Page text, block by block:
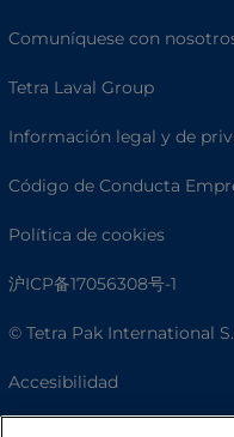
Comuníquese con
Tetra Laval Group
Información legal y de
Código de Conducta
Política de cookies
沪ICP备17056308号-1
© Tetra Pak International
Accesibilidad